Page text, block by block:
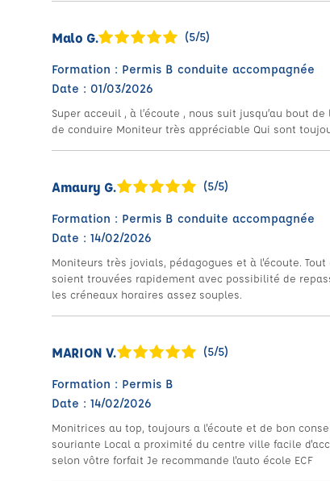
Malo G. (5/5)
Formation : Permis B conduite accompagnée
Date : 01/03/2026
Super acceuil , à l’écoute , nous suit jusqu’au bout
de conduire Moniteur très appréciable Qui sont
Amaury G. (5/5)
Formation : Permis B conduite accompagnée
Date : 14/02/2026
Moniteurs très jovials, pédagogues et à l'écoute.
soient trouvées rapidement avec possibilité de
les créneaux horaires assez souples.
MARION V. (5/5)
Formation : Permis B
Date : 14/02/2026
Monitrices au top, toujours a l'écoute et de bon
souriante Local a proximité du centre ville facile
selon vôtre forfait Je recommande l'auto école ECF